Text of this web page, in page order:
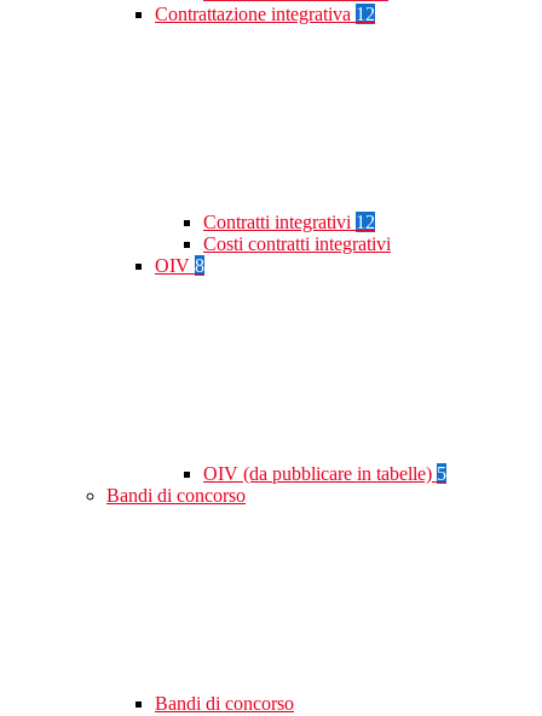
Contrattazione integrativa 12
Contratti integrativi 12
Costi contratti integrativi
OIV 8
OIV (da pubblicare in tabelle) 5
Bandi di concorso
Bandi di concorso